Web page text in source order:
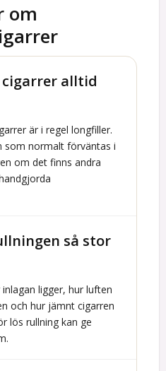
om
alltid
är i regel longfiller.
som normalt förväntas i
om det finns andra
så stor
ligger, hur luften
och hur jämnt cigarren
lös rullning kan ge